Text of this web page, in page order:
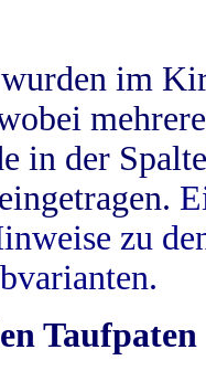
im
in der
zu
Taufpaten